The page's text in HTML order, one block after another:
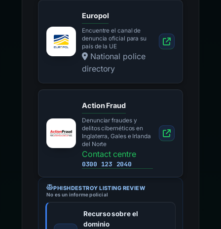
Europol
Encuentre el canal de
denuncia oficial para su
país de la UE
National police
directory
Action Fraud
Denunciar fraudes y
delitos cibernéticos en
Inglaterra, Gales e Irlanda
del Norte
Contact centre
0300 123 2040
PHISHDESTROY LISTING REVIEW
No es un informe policial
Recurso sobre el
dominio